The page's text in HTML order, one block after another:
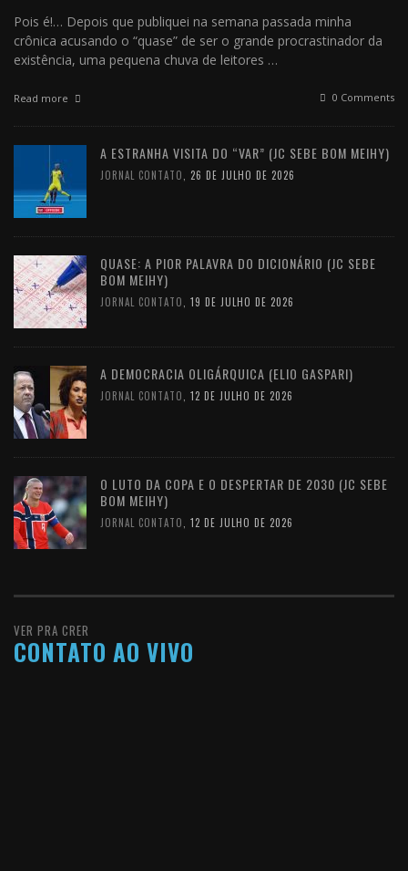
Pois é!… Depois que publiquei na semana passada minha
crônica acusando o “quase” de ser o grande procrastinador da
existência, uma pequena chuva de leitores …
Read more 0 Comments
A ESTRANHA VISITA DO “VAR” (JC SEBE BOM MEIHY)
JORNAL CONTATO 26 DE JULHO DE 2026
QUASE: A PIOR PALAVRA DO DICIONÁRIO (JC SEBE
BOM MEIHY)
JORNAL CONTATO 19 DE JULHO DE 2026
A DEMOCRACIA OLIGÁRQUICA (ELIO GASPARI)
JORNAL CONTATO 12 DE JULHO DE 2026
O LUTO DA COPA E O DESPERTAR DE 2030 (JC SEBE
BOM MEIHY)
JORNAL CONTATO 12 DE JULHO DE 2026
VER PRA CRER
CONTATO AO VIVO